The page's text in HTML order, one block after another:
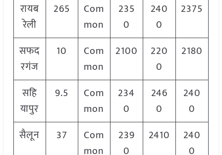
रायब
रेली
265
Com
mon
235
0
240
0
2375
सफद
रगंज
10
Com
mon
2100
220
0
2180
सहि
यापुर
9.5
Com
mon
234
0
246
0
240
0
सैलून
37
Com
mon
239
0
2410
240
0